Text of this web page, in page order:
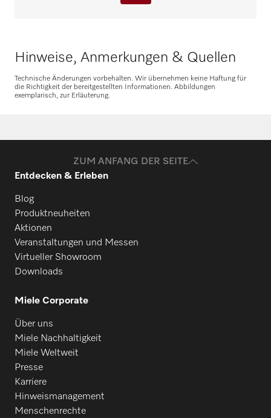
Hinweise, Anmerkungen & Quellen
Technische Änderungen vorbehalten. Wir übernehmen keine Haftung für
die Richtigkeit der bereitgestellten Informationen. Abbildungen
exemplarisch, zur Erläuterung.
ZUM ANFANG DER SEITE
Entdecken & Erleben
Blog
Produktneuheiten
Aktionen
Veranstaltungen und Messen
Virtueller Showroom
Downloads
Miele Corporate
Über uns
Miele Nachhaltigkeit
Miele Weltweit
Presse
Karriere
Hinweismanagement
Menschenrechte